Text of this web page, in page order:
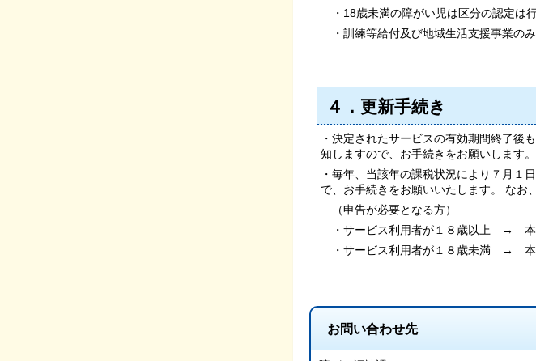
・18歳未満の障がい児は区分の認定は行
・訓練等給付及び地域生活支援事業の
４．更新手続き
・決定されたサービスの有効期間終了後
知しますので、お手続きをお願いします。
・毎年、当該年の課税状況により７月１
で、お手続きをお願いいたします。 なお
（申告が必要となる方）
・サービス利用者が１８歳以上 → 本
・サービス利用者が１８歳未満 → 本
お問い合わせ先